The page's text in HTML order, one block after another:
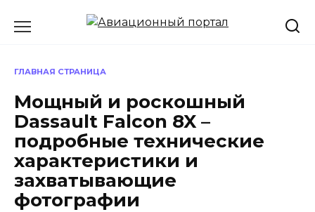
ГЛАВНАЯ СТРАНИЦА
Мощный и роскошный
Dassault Falcon 8X –
подробные технические
характеристики и
захватывающие
фотографии